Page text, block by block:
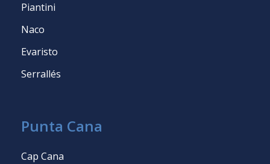
Piantini
Naco
Evaristo
Serrallés
Punta Cana
Cap Cana